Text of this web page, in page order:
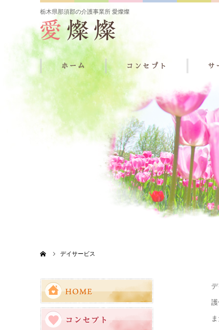
栃木県那須郡の介護事業所 愛燦燦
ホーム コンセプト サ
デイサービス